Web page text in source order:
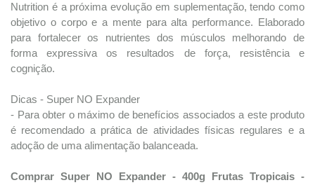
Nutrition é a próxima evolução em suplementação, tendo como
objetivo o corpo e a mente para alta performance. Elaborado
para fortalecer os nutrientes dos músculos melhorando de
forma expressiva os resultados de força, resistência e
cognição.
Dicas - Super NO Expander
- Para obter o máximo de benefícios associados a este produto
é recomendado a prática de atividades físicas regulares e a
adoção de uma alimentação balanceada.
Comprar Super NO Expander - 400g Frutas Tropicais -